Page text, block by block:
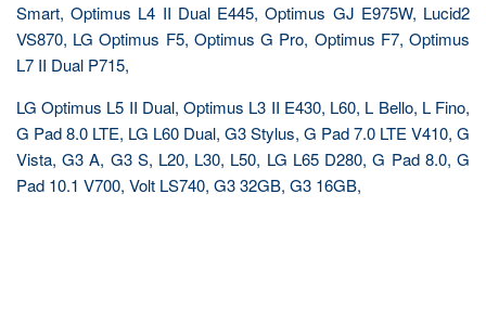
Smart, Optimus L4 II Dual E445, Optimus GJ E975W, Lucid2
VS870, LG Optimus F5, Optimus G Pro, Optimus F7, Optimus
L7 II Dual P715,
LG Optimus L5 II Dual, Optimus L3 II E430, L60, L Bello, L Fino,
G Pad 8.0 LTE, LG L60 Dual, G3 Stylus, G Pad 7.0 LTE V410, G
Vista, G3 A, G3 S, L20, L30, L50, LG L65 D280, G Pad 8.0, G
Pad 10.1 V700, Volt LS740, G3 32GB, G3 16GB,